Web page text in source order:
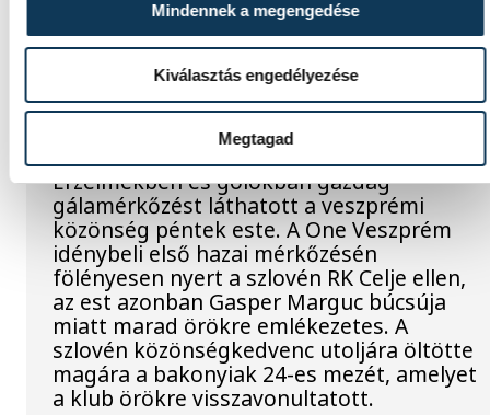
Mindennek a megengedése
Kiválasztás engedélyezése
Megtagad
A gólok mellett a könnyek
is potyogtak – Gasper
Marguc elköszönt
Veszprémtől
Érzelmekben és gólokban gazdag
gálamérkőzést láthatott a veszprémi
közönség péntek este. A One Veszprém
idénybeli első hazai mérkőzésén
fölényesen nyert a szlovén RK Celje ellen,
az est azonban Gasper Marguc búcsúja
miatt marad örökre emlékezetes. A
szlovén közönségkedvenc utoljára öltötte
magára a bakonyiak 24-es mezét, amelyet
a klub örökre visszavonultatott.